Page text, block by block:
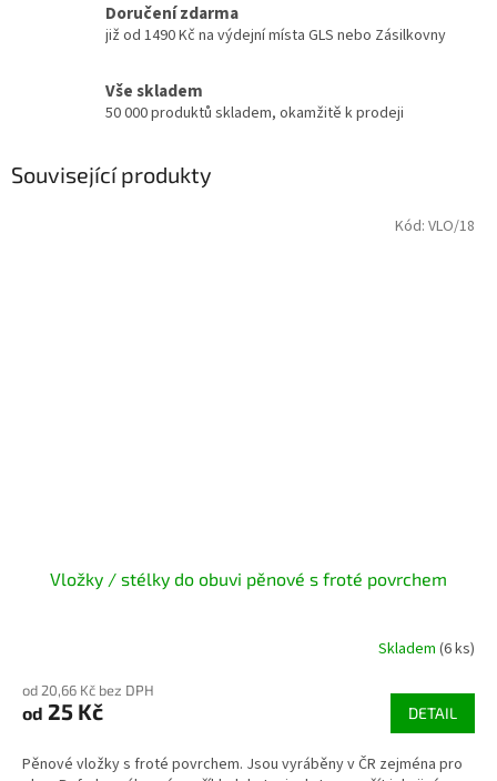
Doručení zdarma
již od 1490 Kč na výdejní místa GLS nebo Zásilkovny
Vše skladem
50 000 produktů skladem, okamžitě k prodeji
Související produkty
Vložky / stélky do obuvi pěnové s froté povrchem
Skladem (6 ks)
od 20,66 Kč bez DPH
od 25 Kč DETAIL
Pěnové vložky s froté povrchem. Jsou vyráběny v ČR zejména pro
Kód: VLO/18